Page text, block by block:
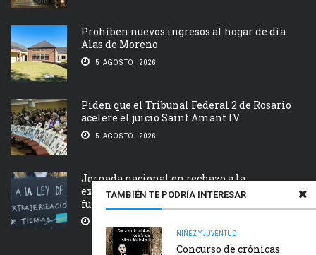
TAMBIÉN TE PODRÍA INTERESAR
NIÑEZ Y JUVENTUD
Concurso de crónicas
Prohíben nuevos ingresos al hogar de día
Alas de Moreno
5 AGOSTO, 2026
Piden que el Tribunal Federal 2 de Rosario
acelere el juicio Saint Amant IV
5 AGOSTO, 2026
Jornada nacional en rechazo a la
extranjerización de tierras, manejo del
fuego y desalojos